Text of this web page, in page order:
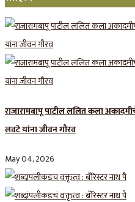
राजारामबापू पाटील ललित कला
लवटे यांना जीवन गौरव
May 04, 2026